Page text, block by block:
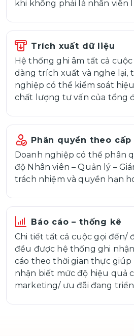
khi không phải là nhân viên
Trích xuất dữ liệu
Hệ thống ghi âm tất cả cuộc
dàng trích xuất và nghe lại,
nghiệp có thể kiểm soát
chất lượng tư vấn của tổng
Phân quyền theo cấp
Doanh nghiệp có thể phân
độ Nhân viên – Quản lý –
trách nhiệm và quyền hạn
Báo cáo – thống kê
Chi tiết tất cả cuộc gọi đến/
đều được hệ thống ghi
cáo theo thời gian thực giúp
nhận biết mức độ hiệu quả
marketing/ ưu đãi đang triển